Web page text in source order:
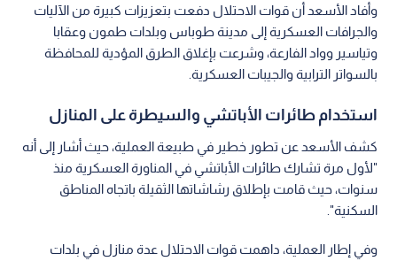
وأفاد الأسعد أن قوات الاحتلال دفعت بتعزيزات كبيرة من الآليات
والجرافات العسكرية إلى مدينة طوباس وبلدات طمون وعقابا
وتياسير وواد الفارعة، وشرعت بإغلاق الطرق المؤدية للمحافظة
بالسواتر الترابية والجيبات العسكرية.
استخدام طائرات الأباتشي والسيطرة على المنازل
كشف الأسعد عن تطور خطير في طبيعة العملية، حيث أشار إلى أنه
"لأول مرة تشارك طائرات الأباتشي في المناورة العسكرية منذ
سنوات، حيث قامت بإطلاق رشاشاتها الثقيلة باتجاه المناطق
السكنية".
وفي إطار العملية، داهمت قوات الاحتلال عدة منازل في بلدات